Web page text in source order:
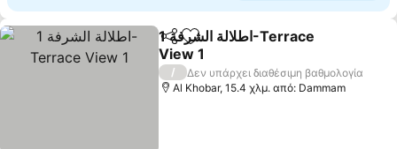
Κοινοποίηση
Προσθήκη στα αγαπημένα
اطلالة الشرفة 1-Terrace
View 1
/
Δεν υπάρχει διαθέσιμη βαθμολογία
Al Khobar, 15.4 χλμ. από: Dammam